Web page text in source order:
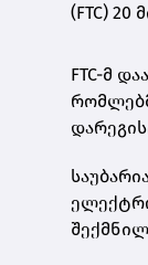
(FTC)
FTC-მ